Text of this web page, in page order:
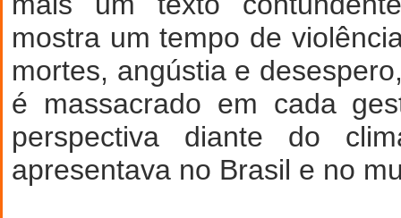
mostra um tempo de
mortes, angústia e
é massacrado em cada
perspectiva diante do
apresentava no Brasil e no